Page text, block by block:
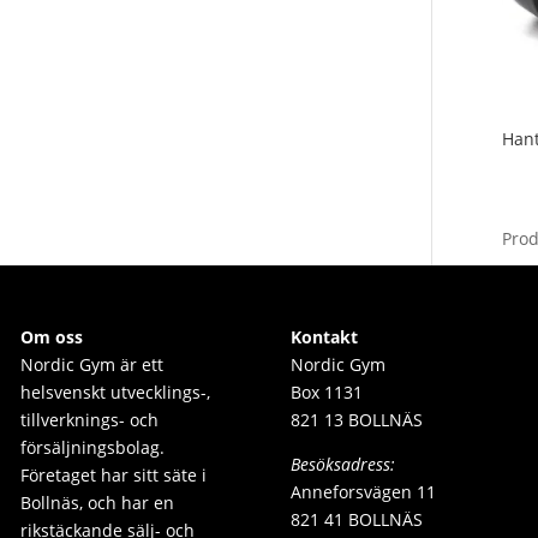
Om oss
Nordic Gym är ett
helsvenskt utvecklings-,
tillverknings- och
försäljningsbolag.
Företaget har sitt säte i
Bollnäs, och har en
rikstäckande sälj- och
Kontakt
Nordic Gym
Box 1131
821 13 BOLLNÄS
Besöksadress:
Anneforsvägen 11
821 41 BOLLNÄS